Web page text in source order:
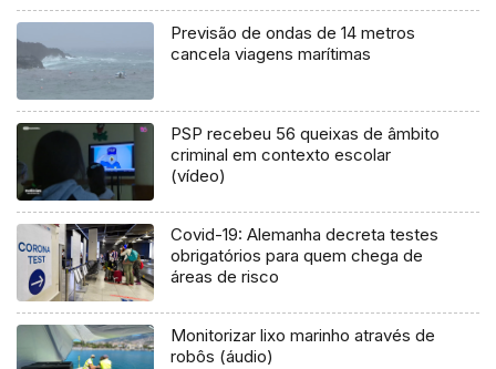
Previsão de ondas de 14 metros
cancela viagens marítimas
PSP recebeu 56 queixas de âmbito
criminal em contexto escolar
(vídeo)
Covid-19: Alemanha decreta testes
obrigatórios para quem chega de
áreas de risco
Monitorizar lixo marinho através de
robôs (áudio)